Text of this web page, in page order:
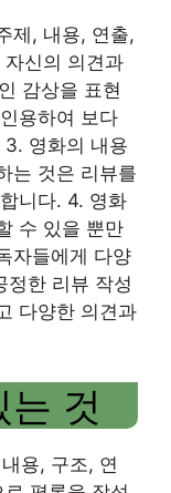
제, 내용, 연출,
신의 의견과
감상을 표현
용하여 보다
3. 영화의 내용
는 것은 리뷰를
니다. 4. 영화
수 있을 뿐만
자들에게 다양
정한 리뷰 작성
다양한 의견과
것
용, 구조, 연